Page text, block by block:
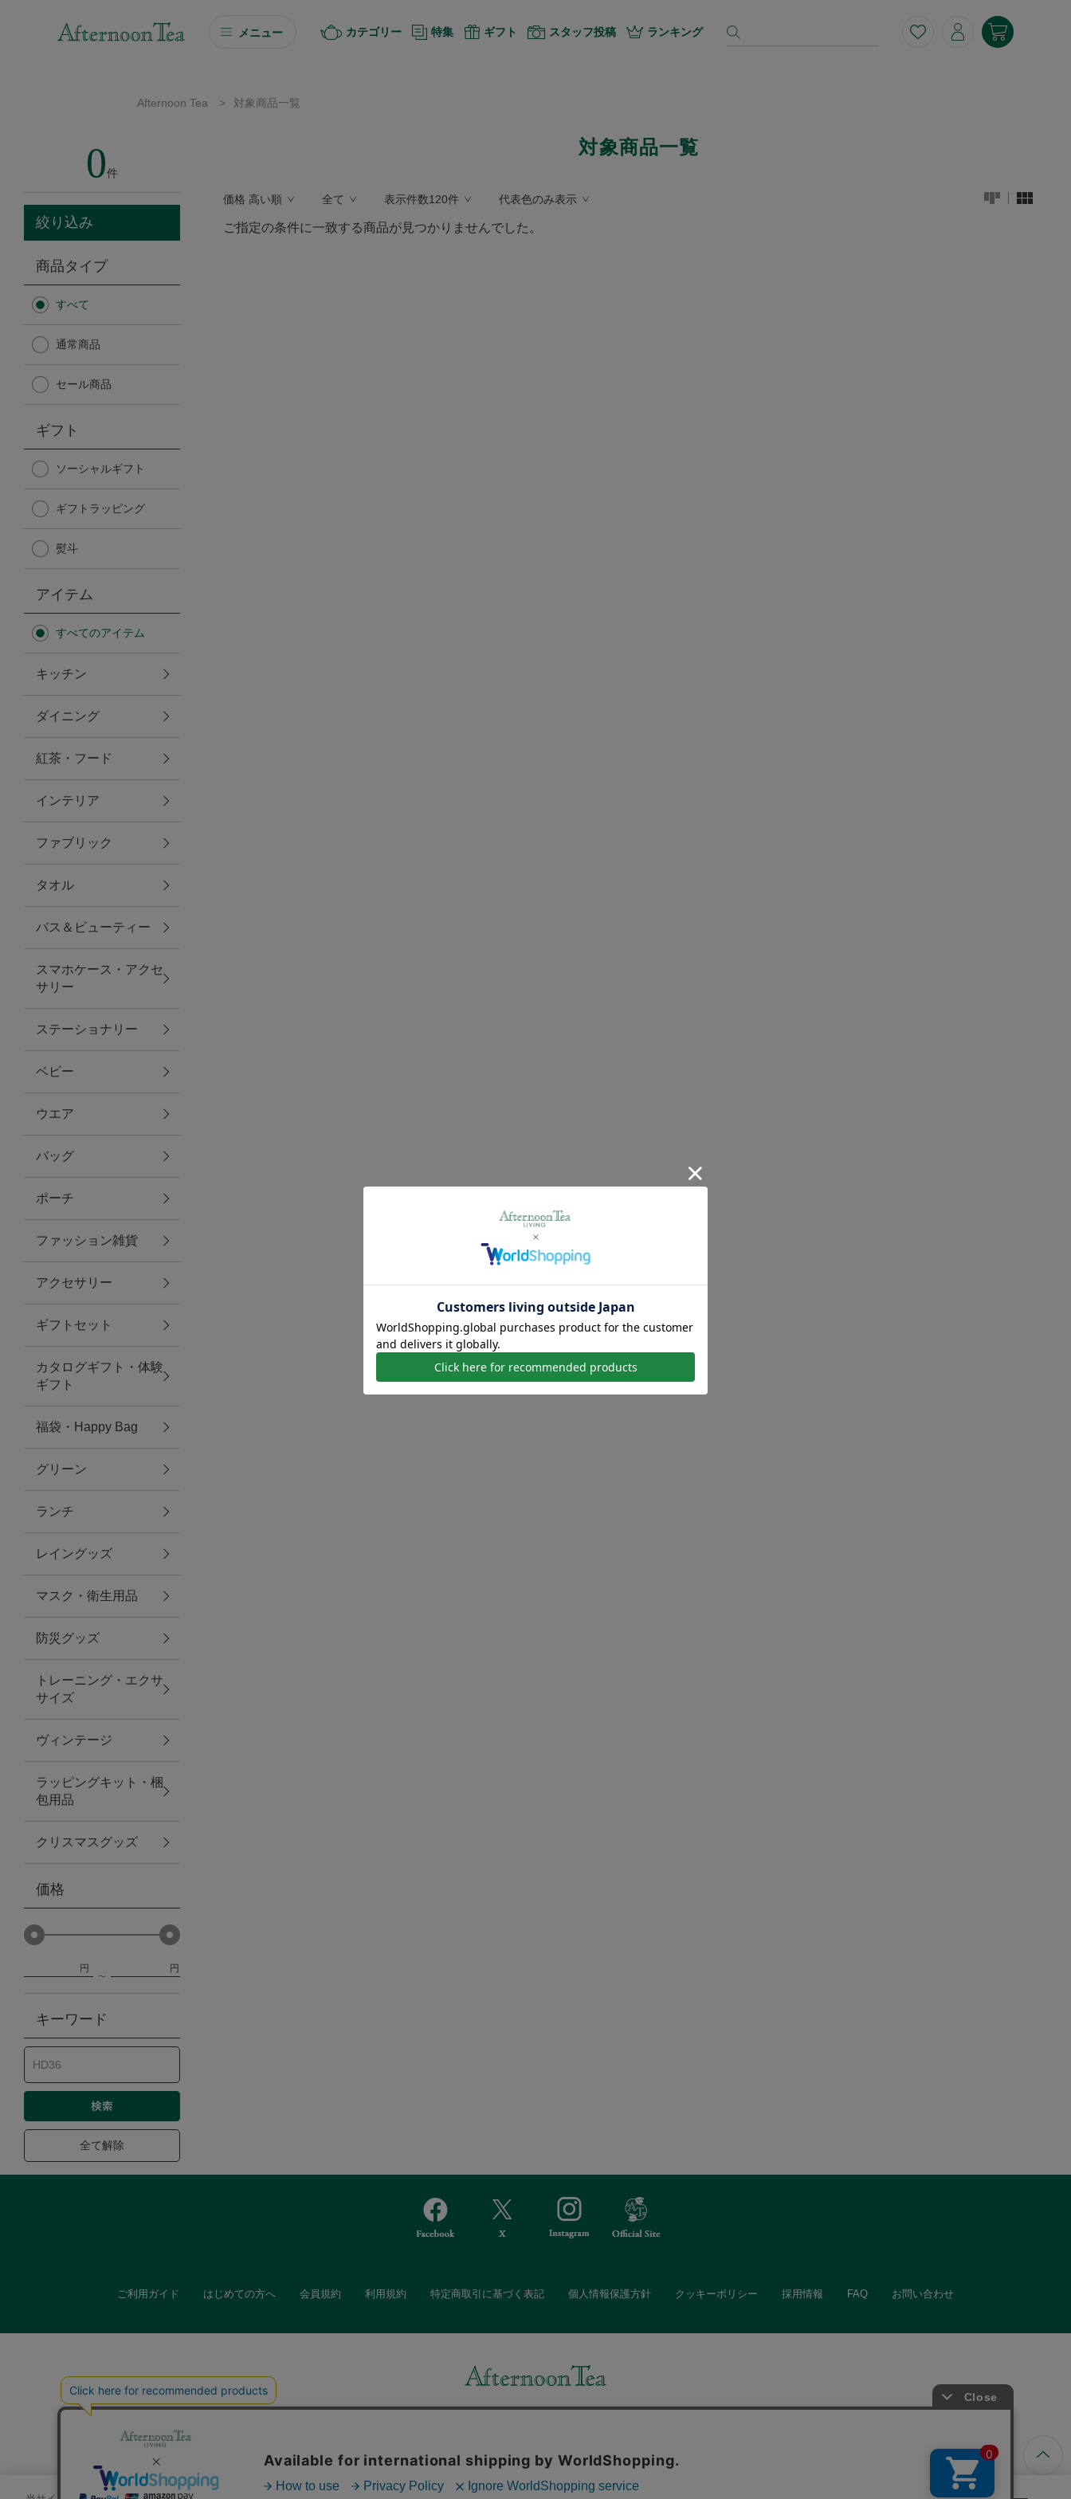
メニュー
ソーシャルギフト
カタログギフト
Afternoon Tea TEAROOM
Afternoon Tea TEAROOM
日傘
保冷バッグ
無重力シリーズ
トラベルグッズ
ランチ
バッグ
キッチン・ダイニング
ダイニング
キッチン
ファブリック
グリーン
バス＆ビューティー
バス＆ビューティー
タオル
ウエア＆バッグ
ウエア
レイングッズ
アクセサリー
ファッション雑貨
ファッショングッズ
スマホケース・アクセサリー
ポーチ
ステーショナリー
その他
紅茶・フード
防災グッズ・非常食
トレーニング
ヴィンテージ
カテゴリー 特集 ギフト スタッフ投稿 ランキング
Afternoon Tea > 対象商品一覧
0件
絞り込み
商品タイプ
すべて
通常商品
セール商品
ギフト
ソーシャルギフト
ギフトラッピング
熨斗
アイテム
すべてのアイテム
キッチン
ダイニング
紅茶・フード
インテリア
ファブリック
タオル
バス＆ビューティー
スマホケース・アクセ
サリー
ステーショナリー
ベビー
ウエア
バッグ
ポーチ
ファッション雑貨
アクセサリー
ギフトセット
カタログギフト・体験
ギフト
福袋・Happy Bag
グリーン
ランチ
レイングッズ
マスク・衛生用品
防災グッズ
トレーニング・エクサ
サイズ
ヴィンテージ
ラッピングキット・梱
包用品
クリスマスグッズ
価格
円 円
キーワード
全て解除
対象商品一覧
価格 高い順 全て 表示件数120件 代表色のみ表示
ご指定の条件に一致する商品が見つかりませんでした。
ご利用ガイド はじめての方へ 会員規約 利用規約 特定商取引に基づく表記 個人情報保護方針 クッキーポリシー 採用情報 FAQ お問い合わせ
また、ギフトセットなどギフトにぴったりの豊富な商品がラインナップ。
「ソーシャルギフト」サービスもご提供しています。